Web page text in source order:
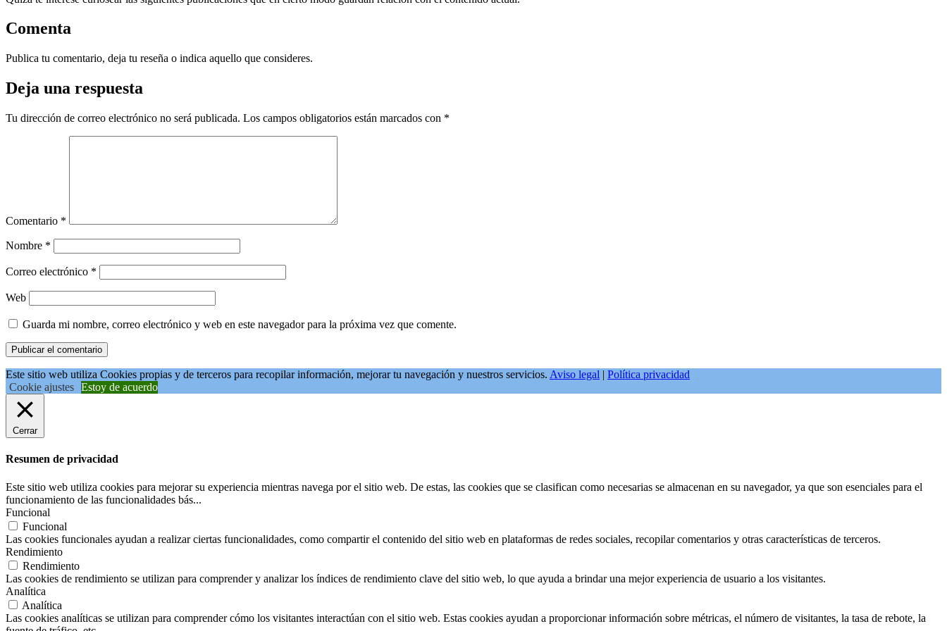
Comenta
Publica tu comentario, deja tu reseña o indica aquello que consideres.
Deja una respuesta
Tu dirección de correo electrónico no será publicada. Los campos obligatorios están marcados con *
Comentario *
Nombre *
Correo electrónico *
Web
Guarda mi nombre, correo electrónico y web en este navegador para la próxima vez que comente.
Este sitio web utiliza Cookies propias y de terceros para recopilar información, mejorar tu navegación y nuestros servicios. Aviso legal | Política privacidad
Cookie ajustes Estoy de acuerdo
Cerrar
Resumen de privacidad
Este sitio web utiliza cookies para mejorar su experiencia mientras navega por el sitio web. De estas, las cookies que se clasifican como necesarias se almacenan en su navegador, ya que son esenciales para el
funcionamiento de las funcionalidades bás...
Funcional
Funcional
Las cookies funcionales ayudan a realizar ciertas funcionalidades, como compartir el contenido del sitio web en plataformas de redes sociales, recopilar comentarios y otras características de terceros.
Rendimiento
Rendimiento
Las cookies de rendimiento se utilizan para comprender y analizar los índices de rendimiento clave del sitio web, lo que ayuda a brindar una mejor experiencia de usuario a los visitantes.
Analítica
Analítica
Las cookies analíticas se utilizan para comprender cómo los visitantes interactúan con el sitio web. Estas cookies ayudan a proporcionar información sobre métricas, el número de visitantes, la tasa de rebote, la